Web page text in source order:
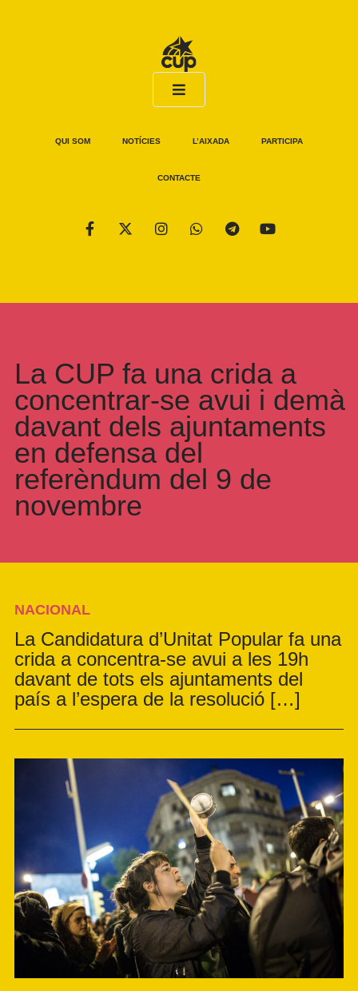
QUI SOM NOTÍCIES L’AIXADA PARTICIPA
CONTACTE
La CUP fa una crida a
concentrar-se avui i demà
davant dels ajuntaments
en defensa del
referèndum del 9 de
novembre
NACIONAL
La Candidatura d’Unitat Popular fa una
crida a concentra-se avui a les 19h
davant de tots els ajuntaments del
país a l’espera de la resolució […]